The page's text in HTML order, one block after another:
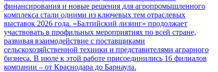
финансирования и новые решения для агропромышленного
комплекса стали одними из ключевых тем отраслевых
выставок 2026 года. «Балтийский лизинг» продолжает
участвовать в профильных мероприятиях по всей стране,
развивая взаимодействие с поставщиками
сельскохозяйственной техники и представителями аграрного
бизнеса. В июле к этой работе присоединились 16 филиалов
компании – от Краснодара до Барнаула.